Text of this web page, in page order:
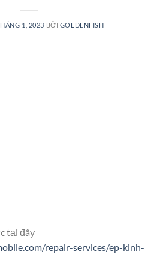
1, 2023 BỞI GOLDENFISH
tại đây
repair-services/ep-kinh-